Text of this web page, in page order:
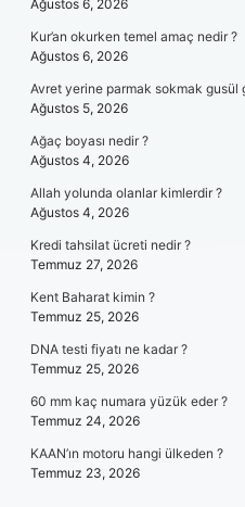
Ağustos 6, 2026
Kur’an okurken temel amaç nedir ?
Ağustos 6, 2026
Avret yerine parmak sokmak gusül
Ağustos 5, 2026
Ağaç boyası nedir ?
Ağustos 4, 2026
Allah yolunda olanlar kimlerdir ?
Ağustos 4, 2026
Kredi tahsilat ücreti nedir ?
Temmuz 27, 2026
Kent Baharat kimin ?
Temmuz 25, 2026
DNA testi fiyatı ne kadar ?
Temmuz 25, 2026
60 mm kaç numara yüzük eder ?
Temmuz 24, 2026
KAAN’ın motoru hangi ülkeden ?
Temmuz 23, 2026